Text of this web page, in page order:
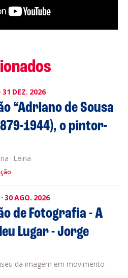
· 31 DEZ. 2026
“Adriano de Sousa
1944), o pintor-
· Leiria
· 30AGO. 2026
de Fotografia - A
Lugar - Jorge
da imagem em movimento ·